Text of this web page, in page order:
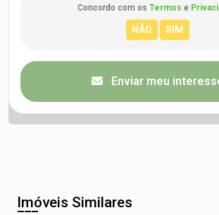
Concordo com os Termos e
Enviar meu
Imóveis Similares